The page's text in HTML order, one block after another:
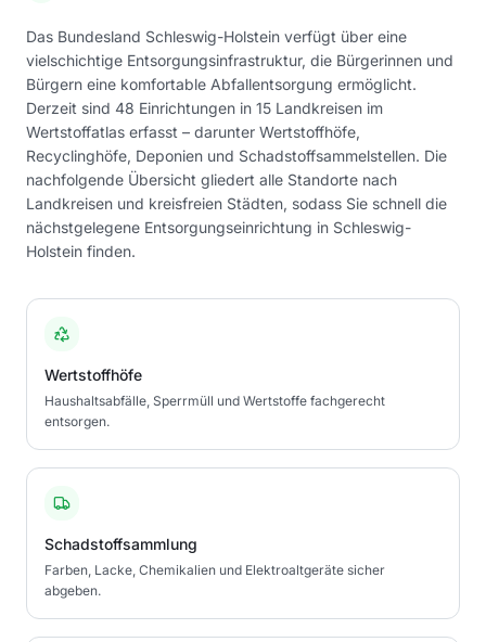
Das Bundesland Schleswig-Holstein verfügt über eine
vielschichtige Entsorgungsinfrastruktur, die Bürgerinnen und
Bürgern eine komfortable Abfallentsorgung ermöglicht.
Derzeit sind 48 Einrichtungen in 15 Landkreisen im
Wertstoffatlas erfasst – darunter Wertstoffhöfe,
Recyclinghöfe, Deponien und Schadstoffsammelstellen. Die
nachfolgende Übersicht gliedert alle Standorte nach
Landkreisen und kreisfreien Städten, sodass Sie schnell die
nächstgelegene Entsorgungseinrichtung in Schleswig-
Holstein finden.
Wertstoffhöfe
Haushaltsabfälle, Sperrmüll und Wertstoffe fachgerecht
entsorgen.
Schadstoffsammlung
Farben, Lacke, Chemikalien und Elektroaltgeräte sicher
abgeben.